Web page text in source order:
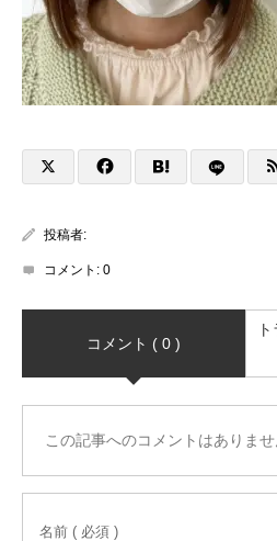
投稿者:
コメント: 0
コメント ( 0 )
この記事へのコメントはありませ
名前 ( 必須 )